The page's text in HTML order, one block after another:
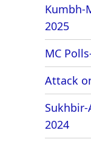
Kumbh-
2025
MC
Attack
2024